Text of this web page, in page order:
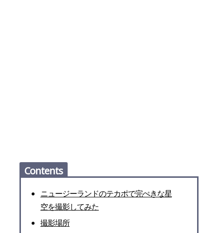
Contents
ニュージーランドのテカポで完ぺきな星
空を撮影してみた
撮影場所